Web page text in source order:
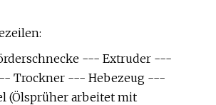
--- Extruder ---
Trockner --- Hebezeug ---
(Ölsprüher arbeitet mit